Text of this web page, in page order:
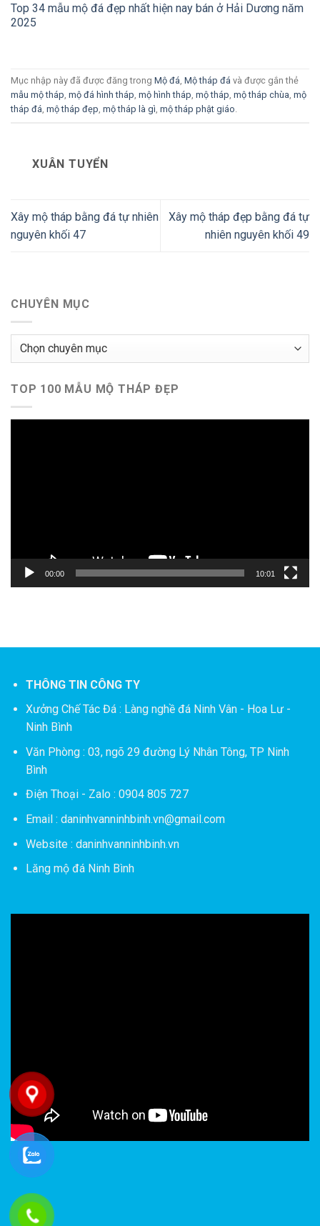
Top 34 mẫu mộ đá đẹp nhất hiện nay bán ở Hải Dương năm
2025
Mục nhập này đã được đăng trong Mộ đá, Mộ tháp đá và được gắn thẻ
mẫu mộ tháp, mộ đá hình tháp, mộ hình tháp, mộ tháp, mộ tháp chùa, mộ
tháp đá, mộ tháp đẹp, mộ tháp là gì, mộ tháp phật giáo.
XUÂN TUYỂN
Xây mộ tháp bằng đá tự nhiên
nguyên khối 47
Xây mộ tháp đẹp bằng đá tự
nhiên nguyên khối 49
CHUYÊN MỤC
Chuyên
TOP 100 MẪU MỘ THÁP ĐẸP
00:00 10:01
THÔNG TIN CÔNG TY
Xưởng Chế Tác Đá : Làng nghề đá Ninh Vân - Hoa Lư -
Ninh Bình
Văn Phòng : 03, ngõ 29 đường Lý Nhân Tông, TP Ninh
Bình
Điện Thoại - Zalo : 0904 805 727
Email : daninhvanninhbinh.vn@gmail.com
Website : daninhvanninhbinh.vn
Lăng mộ đá Ninh Bình